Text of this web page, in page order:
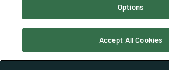
Options
Accept All Cookies